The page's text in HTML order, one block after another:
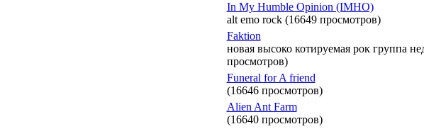
In My Humble Opinion (IMHO)
alt emo rock (16649 просмотров)
Faktion
новая высоко котируемая рок группа
просмотров)
Funeral for A friend
(16646 просмотров)
Alien Ant Farm
(16640 просмотров)